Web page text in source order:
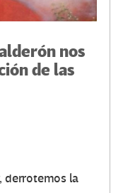
nos
de las
derrotemos la